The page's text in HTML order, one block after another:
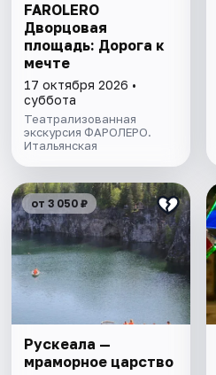
FAROLERO
Дворцовая
площадь: Дорога к
мечте
17 октября 2026 •
суббота
Театрализованная
экскурсия ФАРОЛЕРО.
Итальянская
от 3 050 ₽
Рускеала —
мраморное царство